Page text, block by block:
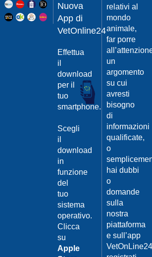
Nuova
App di
VetOnline24
Effettua
il
download
per il
tuo
smartphone.
Scegli
il
download
in
funzione
del
tuo
sistema
operativo.
Clicca
su
Apple
relativi al
mondo
animale,
far porre
un
argomento
su cui
avresti
bisogno
di
informazioni
qualificate,
o
hai dubbi
o
domande
sulla
nostra
piattaforma
e sull’app